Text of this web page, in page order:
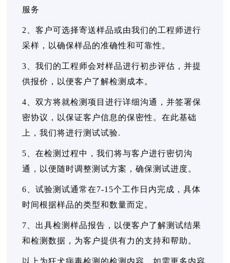
服务
2、客户可选择寄送样品或由我们的工程师进行
采样，以确保样品的准确性和可靠性。
3、我们的工程师会对样品进行初步评估，并提
供报价，以便客户了解检测成本。
4、双方将就检测项目进行详细沟通，并签署保
密协议，以保证客户信息的保密性。在此基础
上，我们将进行测试试验.
5、在检测过程中，我们将与客户进行密切沟
通，以便随时调整测试方案，确保测试进度。
6、试验测试通常在7-15个工作日内完成，具体
时间根据样品的类型和数量而定。
7、出具检测样品报告，以便客户了解测试结果
和检测数据，为客户提供有力的支持和帮助。